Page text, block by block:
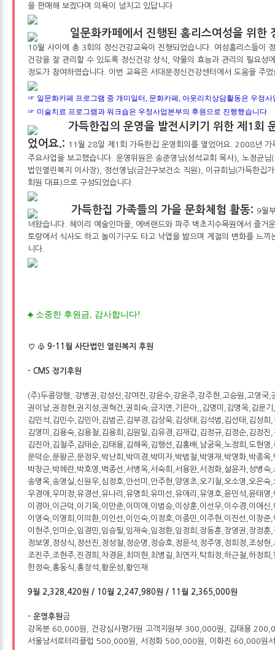
을 판매해 보겠다며 의욕이 넘치고 있답니다
일문화카페에서 진행된 홈리스여성을 위한
10월 사이에 총 3회의 정신건강교육이 진행되었습니다. 여성홈리스들이
건강을 잘 관리할 수 있도록 정신건강 상식, 약물의 효능과 관리의 필요성
정도가 참여하였습니다. 이번 교육은 서대문정신건강센터에서 도움을 주었
☞ 일문화카페 프로그램 중 개미일터, 문화카페, 아웃리치상담활동은 우정
☞ 미술치료 프로그램과 워크숍은 우정사업본부의 후원으로 진행했습니다
가득한집의 운영을 발전시키기 위한 제1회
었어요.:
11월 28일 제1회 가득한집 운영회의를 열었어요. 2008년 가
주요사업을 보고했습니다. 운영위원은 송준영님(성석교회 목사), 노정균님
법인열린복지 이사장), 정선영님(금천구보건소 직원), 이규희님(가득한집
회원 대표)으로 구성되었습니다.
가득한집 가족들의 가을 문화체험 활동: 9월
녀왔습니다. 헤이리 예술인마을, 에버랜드와 파주 벽초지수목원에서 즐거
토랑에서 식사도 하고 놀이기구도 타고 낙엽을 밞으며 계절의 변화를 느끼
니다.
♣ 소중한 후원금, 감사합니다!
♡ ♧ 9-11월 사단법인 열린복지 후원
- CMS 정기후원
(주)두콩양행, 강병권,강성신,강여진,강윤수,강윤주,강주현,고승원,고영국,
권이남,권정현,권지성,권혁건,권희숙,금지연,기은아,,김명미,김명옥,김문기
김민석,김민수,김민아,김범곤,김부경,김상욱,김상태,김석범,김선태,김성희,
김영미,김용숙,김용철,김용희,김원일,김유경,김재갑,김정규,김정순,김정진,
김진아,김철주,김태순,김태용,김해옥,김행선,김홍배,남궁욱,노정희,도현영,
문덕순,문왕곤,문정우,박난희,박미경,박미자,박범철,박영재,박영화,박종옥,
박창근,박혜란,박호영,백종선,서병옥,서숙희,서용완,서정화,설윤자,성병숙,
송명옥,송영실,신원우,심정호,안선미,안주현,양영초,오기철,오소영,오은숙,
우경애,우미정,유경선,유나리,유명희,유미선,유애리,유영호,윤민석,윤태영,
이경아,이근덕,이기옥,이만준,이미애,이범승,이상훈,이선우,이수경,이애신,
이영숙,이영희,이의환,이인선,이인숙,이정호,이종민,이주현,이진선,이창준,
이현주,인미순,임경민,임승필,임재숙,임정환,임정희,장동훈,장영권,장정훈,
정보영,정상식,정선진,정성철,정순명,정승호,정윤석,정주영,정희정,조성현,
조진주,조현주,진경희,차경윤,최미현,최병길,최연자,탁희정,하근철,하정희,
한정숙,홍동식,홍장석,황운성,황인재
9월 2,328,420원 / 10월 2,247,980원 / 11월 2,365,000원
- 운영후원금
강옥분 60,000원, 건강심사평가원 고객지원부 300,000원, 김태용
서울남서로터리클럽 500,000원, 서정화 500,000원, 이화진 60,000원서